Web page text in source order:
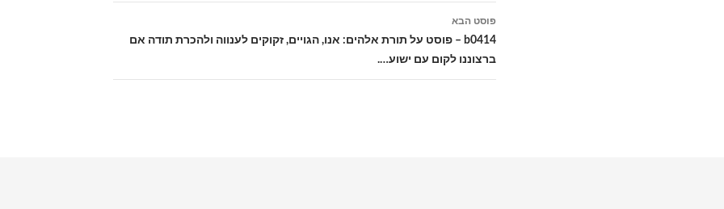
פוסט הבא
b0414 – פוסט על תורת אלהים: אנו, הגויים, זקוקים לענווה ולהכרת תודה אם
ברצוננו לקום עם ישוע….